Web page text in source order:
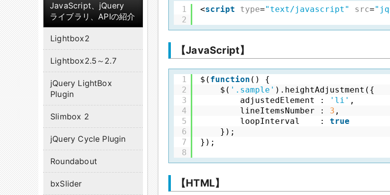
1
2
<script type="text/javascript" src=
【JavaScript】
1
2
3
4
5
6
7
8
$( function () {
$( '.sample' ).heightAdjustment({
adjustedElement :
'li' ,
lineItemsNumber : 3 ,
loopInterval    : true
});
});
【HTML】
JavaScript、jQuery
ライブラリ、APIの紹介
Lightbox2
Lightbox2.5～2.7
jQuery LightBox
Plugin
Slimbox 2
jQuery Cycle Plugin
Roundabout
bxSlider